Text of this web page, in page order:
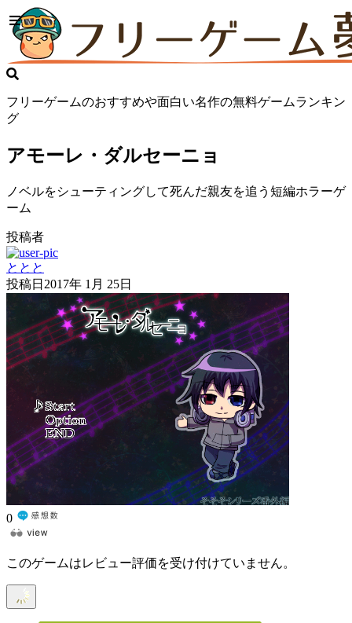
フリーゲームのおすすめや面白い名作の無料ゲームランキン
グ
アモーレ・ダルセーニョ
ノベルをシューティングして死んだ親友を追う短編ホラーゲ
ーム
投稿者
ととと
投稿日 2017年 1月 25日
0
このゲームはレビュー評価を受け付けていません。